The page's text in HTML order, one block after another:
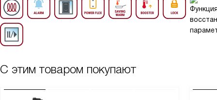
С этим товаром покупают